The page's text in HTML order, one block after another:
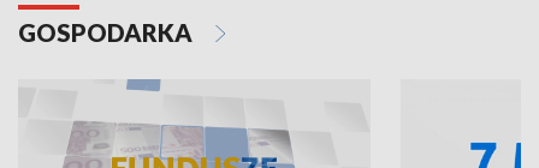
GOSPODARKA